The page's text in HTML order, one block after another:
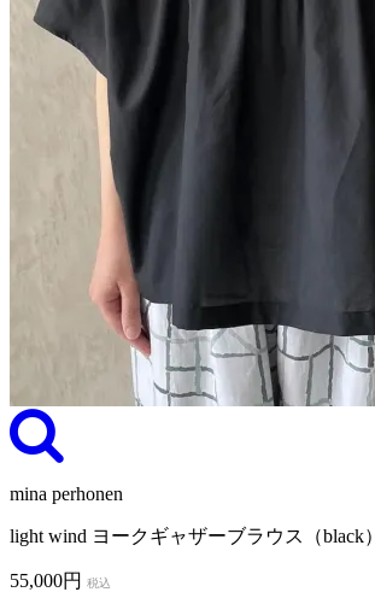
mina perhonen
light wind ヨークギャザーブラウス（black）
55,000円 税込